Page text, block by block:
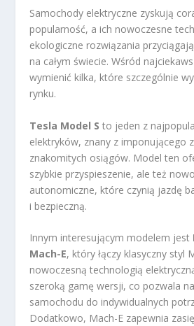
Samochody elektryczne zyskują
popularność, a ich nowoczesne
ekologiczne rozwiązania
na całym świecie. Wśród
wymienić kilka, które szczególnie
rynku.
Tesla Model S to jeden z
elektryków, znany z imponującego
znakomitych osiągów. Model ten
szybkie przyspieszenie, ale też
autonomiczne, które czynią jazdę
i bezpieczną.
Innym interesującym modelem jest
Mach-E, który łączy klasyczny styl
nowoczesną technologią
szeroką gamę wersji, co pozwala
samochodu do indywidualnych
Dodatkowo, Mach-E zapewnia